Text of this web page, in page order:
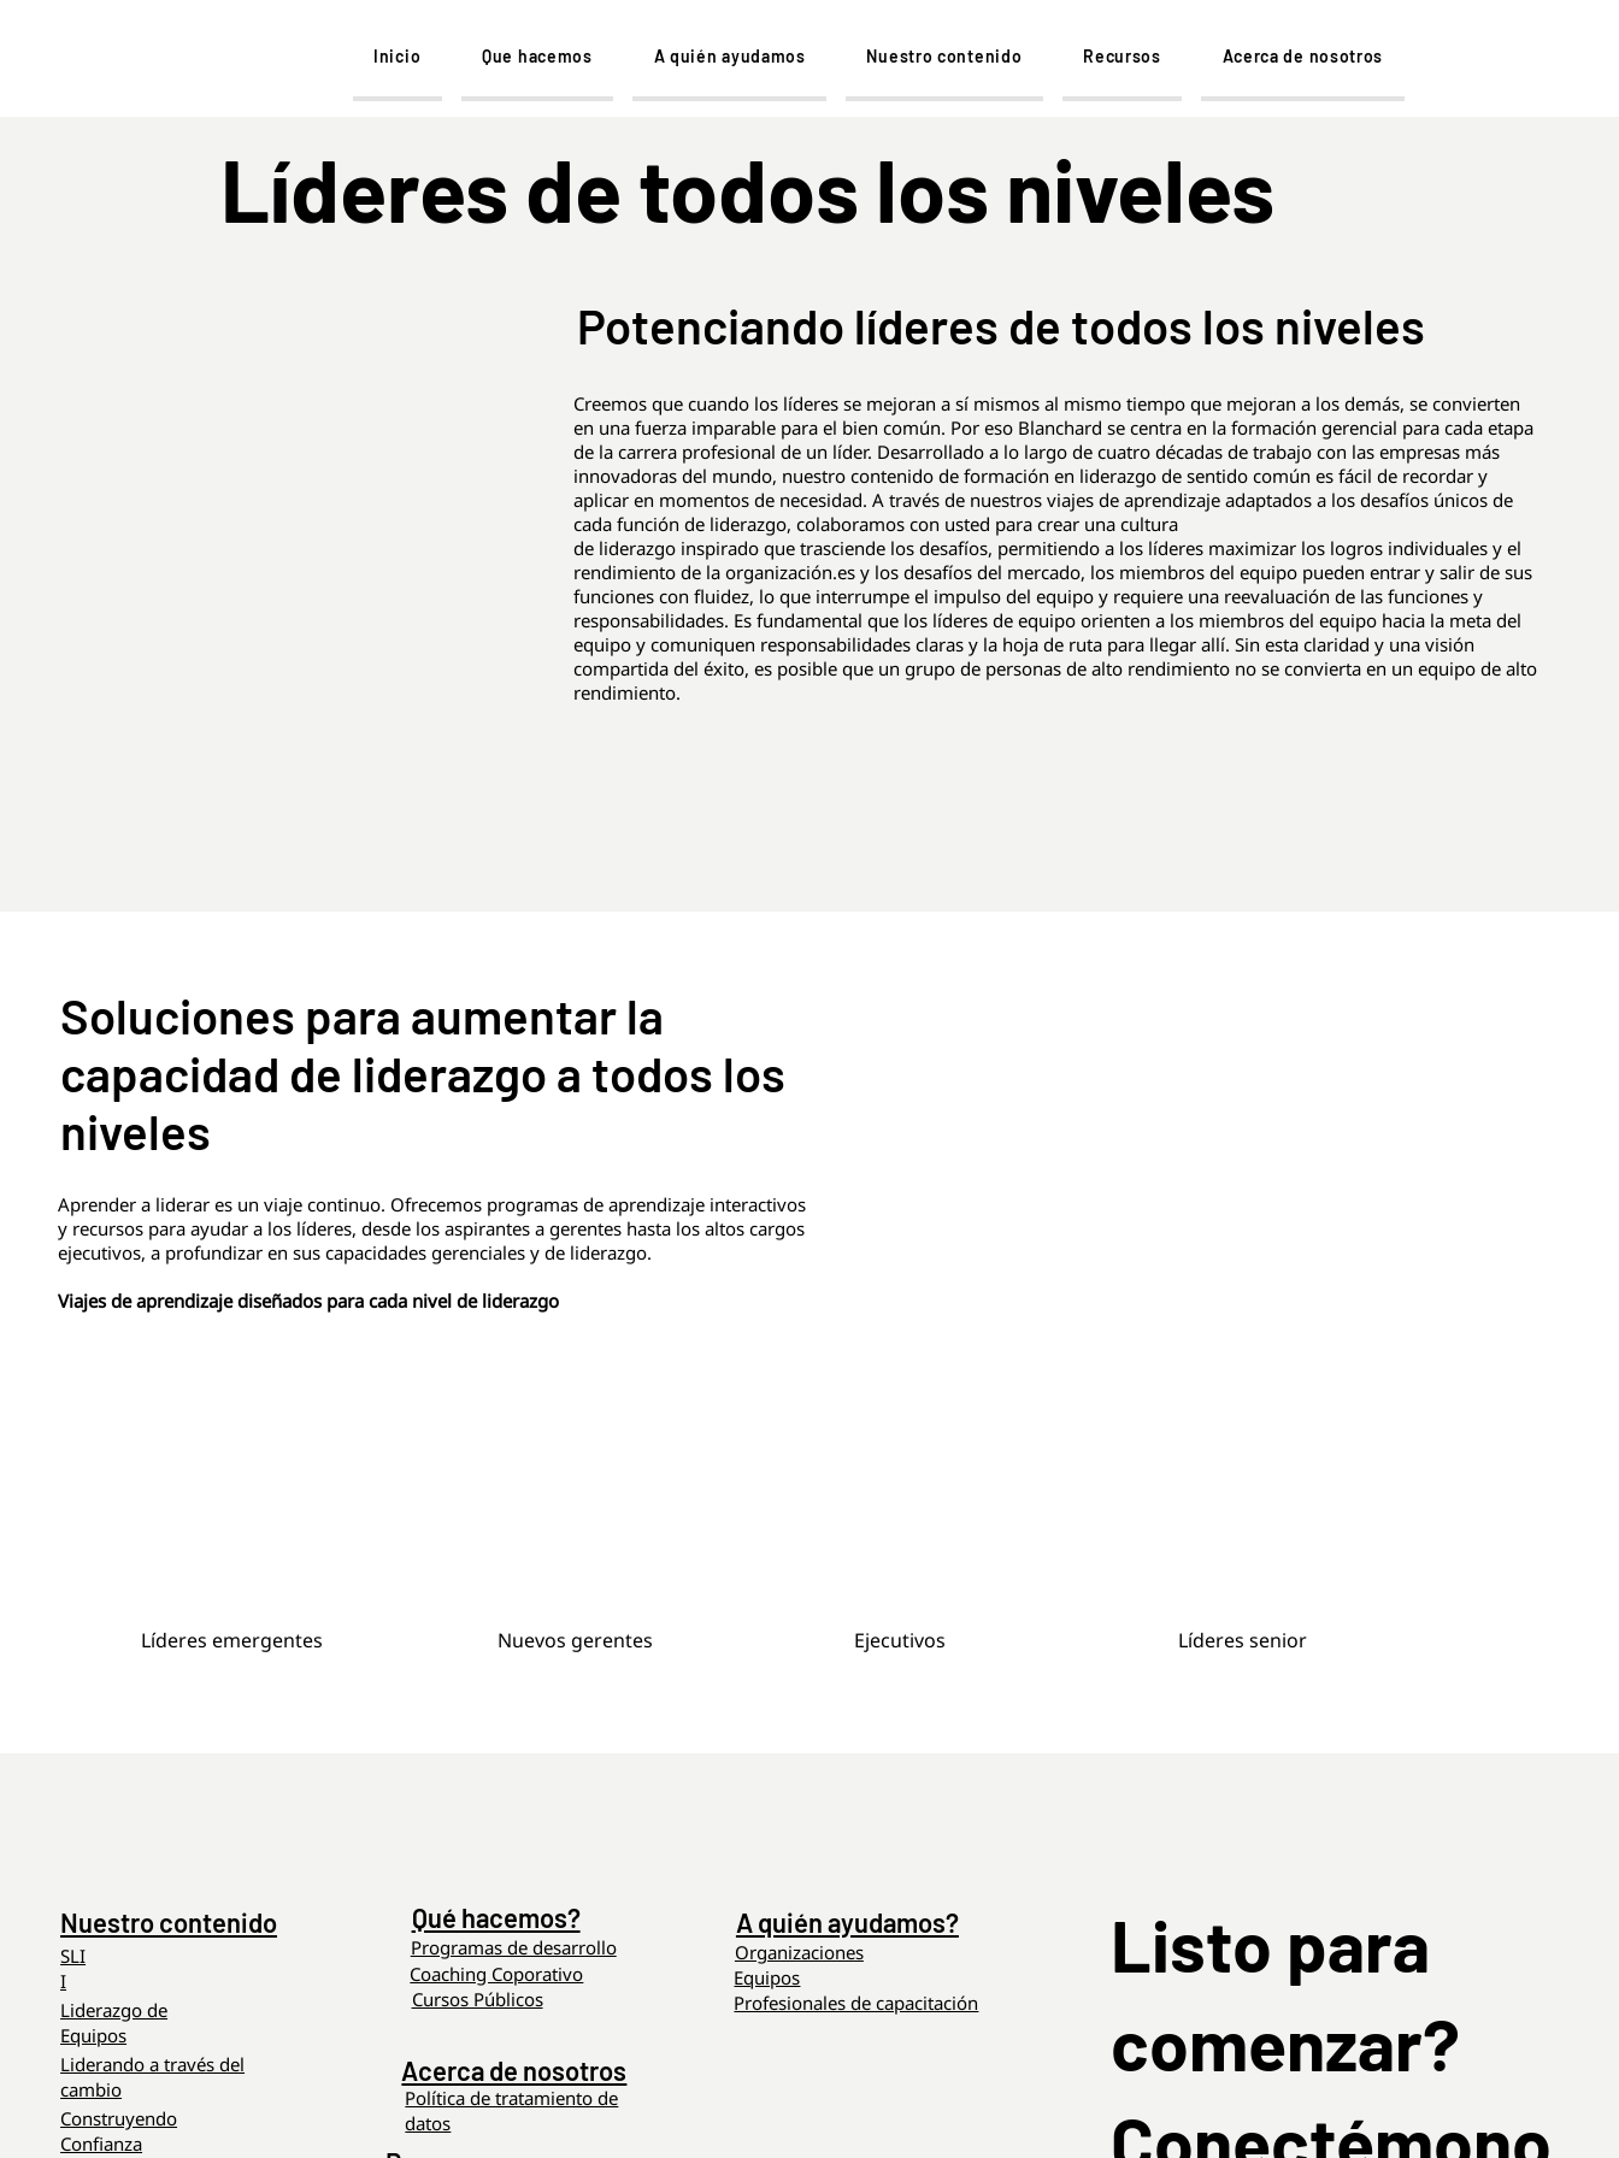
Inicio Que hacemos A quién ayudamos Nuestro contenido Recursos Acerca de nosotros
Líderes de todos los niveles
Potenciando líderes de todos los niveles
Creemos que cuando los líderes se mejoran a sí mismos al mismo tiempo que mejoran a los demás, se convierten
en una fuerza imparable para el bien común. Por eso Blanchard se centra en la formación gerencial para cada etapa
de la carrera profesional de un líder. Desarrollado a lo largo de cuatro décadas de trabajo con las empresas más
innovadoras del mundo, nuestro contenido de formación en liderazgo de sentido común es fácil de recordar y
aplicar en momentos de necesidad. A través de nuestros viajes de aprendizaje adaptados a los desafíos únicos de
cada función de liderazgo, colaboramos con usted para crear una cultura
de liderazgo inspirado que trasciende los desafíos, permitiendo a los líderes maximizar los logros individuales y el
rendimiento de la organización.es y los desafíos del mercado, los miembros del equipo pueden entrar y salir de sus
funciones con fluidez, lo que interrumpe el impulso del equipo y requiere una reevaluación de las funciones y
responsabilidades. Es fundamental que los líderes de equipo orienten a los miembros del equipo hacia la meta del
equipo y comuniquen responsabilidades claras y la hoja de ruta para llegar allí. Sin esta claridad y una visión
compartida del éxito, es posible que un grupo de personas de alto rendimiento no se convierta en un equipo de alto
rendimiento.
Soluciones para aumentar la
capacidad de liderazgo a todos los
niveles
Aprender a liderar es un viaje continuo. Ofrecemos programas de aprendizaje interactivos
y recursos para ayudar a los líderes, desde los aspirantes a gerentes hasta los altos cargos
ejecutivos, a profundizar en sus capacidades gerenciales y de liderazgo.
Viajes de aprendizaje diseñados para cada nivel de liderazgo
Líderes emergentes Nuevos gerentes Ejecutivos Líderes senior
Nuestro contenido
SLI
I
Liderazgo de
Equipos
Liderando a través del
cambio
Construyendo
Confianza
Qué hacemos?
Programas de desarrollo
Coaching Coporativo
Cursos Públicos
Acerca de nosotros
Política de tratamiento de
datos
A quién ayudamos?
Organizaciones
Equipos
Profesionales de capacitación
Listo para
comenzar?